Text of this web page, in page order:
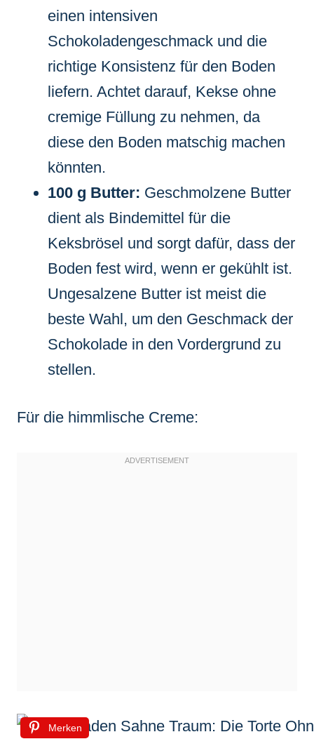
einen intensiven
Schokoladengeschmack und die
richtige Konsistenz für den Boden
liefern. Achtet darauf, Kekse ohne
cremige Füllung zu nehmen, da
diese den Boden matschig machen
könnten.
100 g Butter: Geschmolzene Butter
dient als Bindemittel für die
Keksbrösel und sorgt dafür, dass der
Boden fest wird, wenn er gekühlt ist.
Ungesalzene Butter ist meist die
beste Wahl, um den Geschmack der
Schokolade in den Vordergrund zu
stellen.
Für die himmlische Creme:
Merken